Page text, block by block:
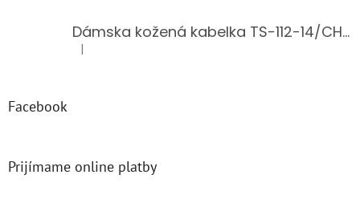
Dámska kožená kabelka TS-112-14/CHOCO
Hodnotenie produktu je 5 z 5 hviezdičiek.
|
Facebook
Prijímame online platby